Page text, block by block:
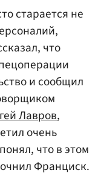
старается не
что
и сообщил
Лавров,
очень
что в этом
Франциск.